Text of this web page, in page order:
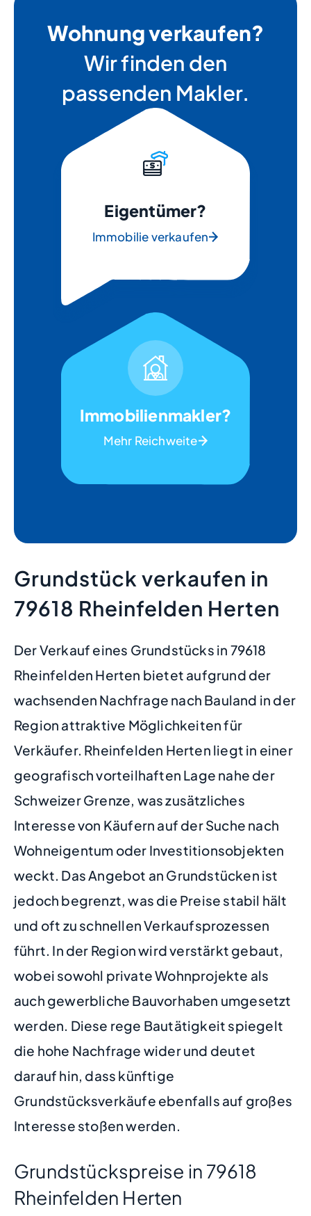
Wohnung verkaufen?
Wir finden den
passenden Makler.
Eigentümer?
Immobilie verkaufen
Immobilienmakler?
Mehr Reichweite
Grundstück verkaufen in
79618 Rheinfelden Herten
Der Verkauf eines Grundstücks in 79618
Rheinfelden Herten bietet aufgrund der
wachsenden Nachfrage nach Bauland in der
Region attraktive Möglichkeiten für
Verkäufer. Rheinfelden Herten liegt in einer
geografisch vorteilhaften Lage nahe der
Schweizer Grenze, was zusätzliches
Interesse von Käufern auf der Suche nach
Wohneigentum oder Investitionsobjekten
weckt. Das Angebot an Grundstücken ist
jedoch begrenzt, was die Preise stabil hält
und oft zu schnellen Verkaufsprozessen
führt. In der Region wird verstärkt gebaut,
wobei sowohl private Wohnprojekte als
auch gewerbliche Bauvorhaben umgesetzt
werden. Diese rege Bautätigkeit spiegelt
die hohe Nachfrage wider und deutet
darauf hin, dass künftige
Grundstücksverkäufe ebenfalls auf großes
Interesse stoßen werden.
Grundstückspreise in 79618
Rheinfelden Herten